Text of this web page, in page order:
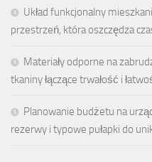
Układ funkcjonalny
przestrzeń, która oszczędza
Materiały odporne na
tkaniny łączące trwałość i
Planowanie budżetu na
rezerwy i typowe pułapki do